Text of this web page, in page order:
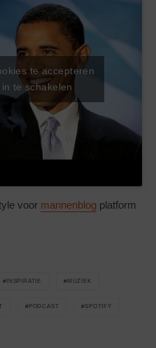
te accepteren
te schakelen
voor mannenblog platform
INSPIRATIE MUZIEK
PODCAST SPOTIFY